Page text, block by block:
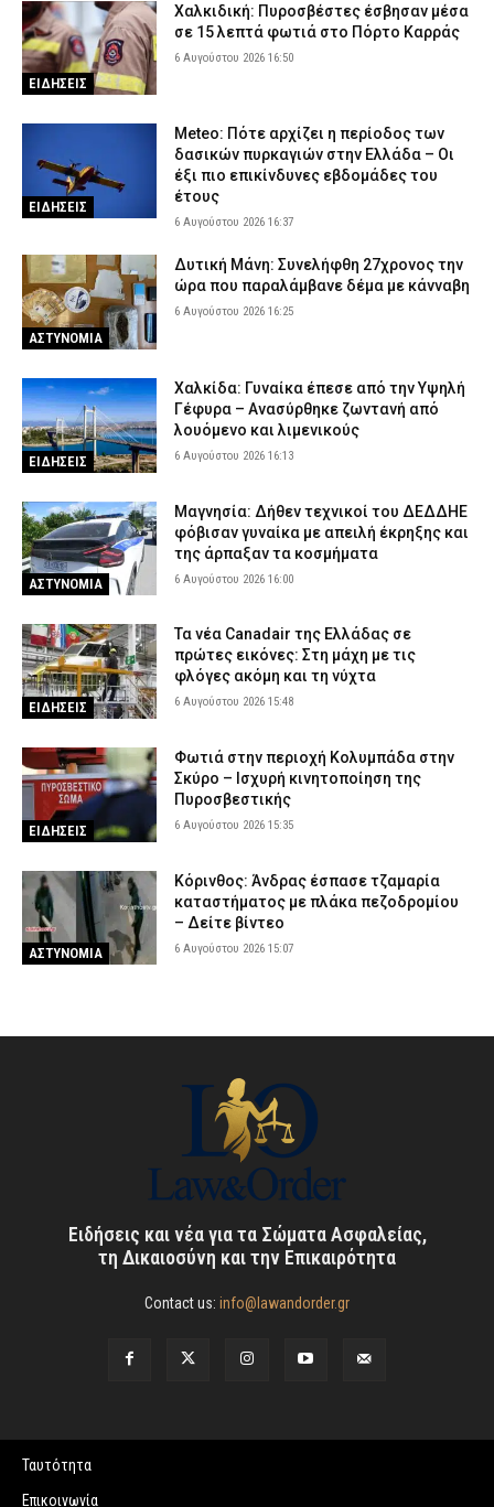
ΕΙΔΗΣΕΙΣ
Χαλκιδική: Πυροσβέστες έσβησαν μέσα
σε 15 λεπτά φωτιά στο Πόρτο Καρράς
6 Αυγούστου 2026 16:50
ΕΙΔΗΣΕΙΣ
Meteo: Πότε αρχίζει η περίοδος των
δασικών πυρκαγιών στην Ελλάδα – Οι
έξι πιο επικίνδυνες εβδομάδες του
έτους
6 Αυγούστου 2026 16:37
ΑΣΤΥΝΟΜΙΑ
Δυτική Μάνη: Συνελήφθη 27χρονος την
ώρα που παραλάμβανε δέμα με κάνναβη
6 Αυγούστου 2026 16:25
ΕΙΔΗΣΕΙΣ
Χαλκίδα: Γυναίκα έπεσε από την Υψηλή
Γέφυρα – Ανασύρθηκε ζωντανή από
λουόμενο και λιμενικούς
6 Αυγούστου 2026 16:13
ΑΣΤΥΝΟΜΙΑ
Μαγνησία: Δήθεν τεχνικοί του ΔΕΔΔΗΕ
φόβισαν γυναίκα με απειλή έκρηξης και
της άρπαξαν τα κοσμήματα
6 Αυγούστου 2026 16:00
ΕΙΔΗΣΕΙΣ
Τα νέα Canadair της Ελλάδας σε
πρώτες εικόνες: Στη μάχη με τις
φλόγες ακόμη και τη νύχτα
6 Αυγούστου 2026 15:48
ΕΙΔΗΣΕΙΣ
Φωτιά στην περιοχή Κολυμπάδα στην
Σκύρο – Ισχυρή κινητοποίηση της
Πυροσβεστικής
6 Αυγούστου 2026 15:35
ΑΣΤΥΝΟΜΙΑ
Κόρινθος: Άνδρας έσπασε τζαμαρία
καταστήματος με πλάκα πεζοδρομίου
– Δείτε βίντεο
6 Αυγούστου 2026 15:07
Ειδήσεις και νέα για τα Σώματα Ασφαλείας,
τη Δικαιοσύνη και την Επικαιρότητα
Contact us: info@lawandorder.gr
Ταυτότητα
Επικοινωνία